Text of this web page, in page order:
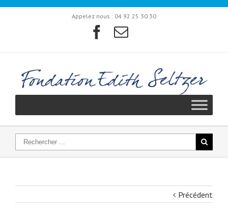
Appelez nous : 04 92 25 30 30
Précédent